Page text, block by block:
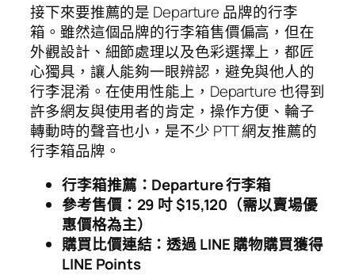
接下來要推薦的是 Departure 品牌的行李
箱。雖然這個品牌的行李箱售價偏高，但在
外觀設計、細節處理以及色彩選擇上，都匠
心獨具，讓人能夠一眼辨認，避免與他人的
行李混淆。在使用性能上，Departure 也得到
許多網友與使用者的肯定，操作方便、輪子
轉動時的聲音也小，是不少 PTT 網友推薦的
行李箱品牌。
行李箱推薦：Departure 行李箱
參考售價：29 吋 $15,120（需以賣場優
惠價格為主）
購買比價連結：透過 LINE 購物購買獲得
LINE Points